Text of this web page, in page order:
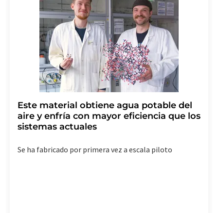
Este material obtiene agua potable del
aire y enfría con mayor eficiencia que los
sistemas actuales
Se ha fabricado por primera vez a escala piloto